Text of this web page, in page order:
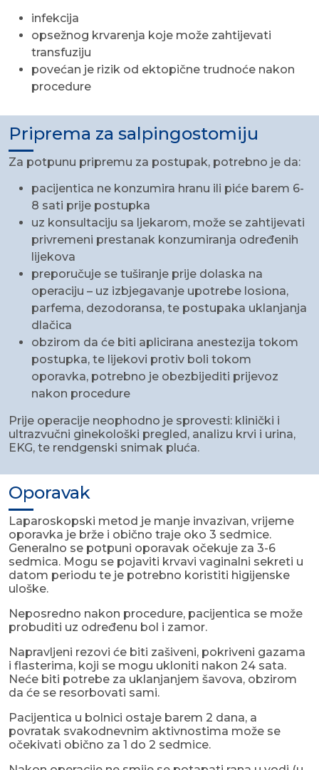
infekcija
opsežnog krvarenja koje može zahtijevati
transfuziju
povećan je rizik od ektopične trudnoće nakon
procedure
Priprema za salpingostomiju
Za potpunu pripremu za postupak, potrebno je da:
pacijentica ne konzumira hranu ili piće barem 6-
8 sati prije postupka
uz konsultaciju sa ljekarom, može se zahtijevati
privremeni prestanak konzumiranja određenih
lijekova
preporučuje se tuširanje prije dolaska na
operaciju – uz izbjegavanje upotrebe losiona,
parfema, dezodoransa, te postupaka uklanjanja
dlačica
obzirom da će biti aplicirana anestezija tokom
postupka, te lijekovi protiv boli tokom
oporavka, potrebno je obezbijediti prijevoz
nakon procedure
Prije operacije neophodno je sprovesti: klinički i
ultrazvučni ginekološki pregled, analizu krvi i urina,
EKG, te rendgenski snimak pluća.
Oporavak
Laparoskopski metod je manje invazivan, vrijeme
oporavka je brže i obično traje oko 3 sedmice.
Generalno se potpuni oporavak očekuje za 3-6
sedmica. Mogu se pojaviti krvavi vaginalni sekreti u
datom periodu te je potrebno koristiti higijenske
uloške.
Neposredno nakon procedure, pacijentica se može
probuditi uz određenu bol i zamor.
Napravljeni rezovi će biti zašiveni, pokriveni gazama
i flasterima, koji se mogu ukloniti nakon 24 sata.
Neće biti potrebe za uklanjanjem šavova, obzirom
da će se resorbovati sami.
Pacijentica u bolnici ostaje barem 2 dana, a
povratak svakodnevnim aktivnostima može se
očekivati obično za 1 do 2 sedmice.